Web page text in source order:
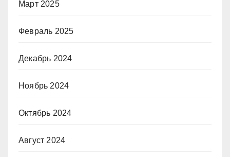
Март 2025
Февраль 2025
Декабрь 2024
Ноябрь 2024
Октябрь 2024
Август 2024